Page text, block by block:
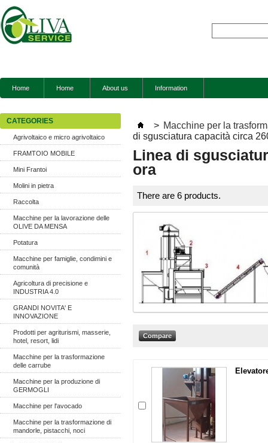
Home Home About us Information
CATEGORIES
Agrivoltaico e micro agrivoltaico
FRAMTOIO MOBILE
Mini Frantoi
Molini in pietra
Raccolta
Macchine per la lavorazione delle
OLIVE DA MENSA
Potatura
Macchine per famiglie, condimini e
comunità
Agricoltura di precisione e
INDUSTRIA 4.0
GRANDI NOVITA' E
INNOVAZIONE
Prodotti per agriturismi, masserie,
hotel, resort, lidi
Macchine per la trasformazione
delle carrube
Macchine per la produzione di
GERMOGLI
Macchine per l'avocado
Macchine per la trasformazione di
mandorle, pistacchi, noci
> Macchine per la
di sgusciatura capacità circa
Linea di
ora
There are 6 products.